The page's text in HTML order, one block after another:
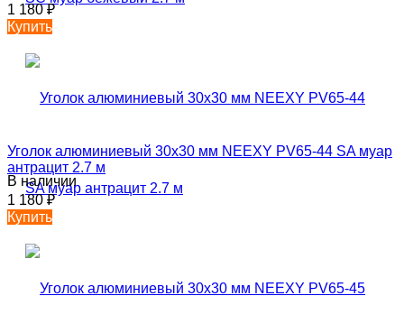
1 180₽
Купить
Уголок алюминиевый 30х30 мм NEEXY PV65-44 SA муар
антрацит 2.7 м
В наличии
1 180₽
Купить